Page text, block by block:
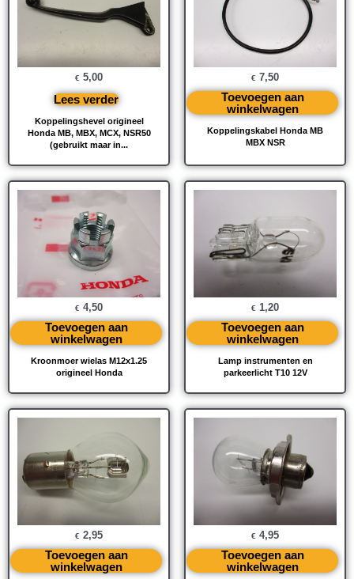
Koppelingshevel origineel
Honda MB, MBX, MCX, NSR50
(gebruikt maar in...
€ 5,00
Lees verder
Koppelingskabel Honda MB
MBX NSR
€ 7,50
Toevoegen aan
winkelwagen
Kroonmoer wielas M12x1.25
origineel Honda
€ 4,50
Toevoegen aan
winkelwagen
Lamp instrumenten en
parkeerlicht T10 12V
€ 1,20
Toevoegen aan
winkelwagen
€ 2,95
Toevoegen aan
winkelwagen
€ 4,95
Toevoegen aan
winkelwagen